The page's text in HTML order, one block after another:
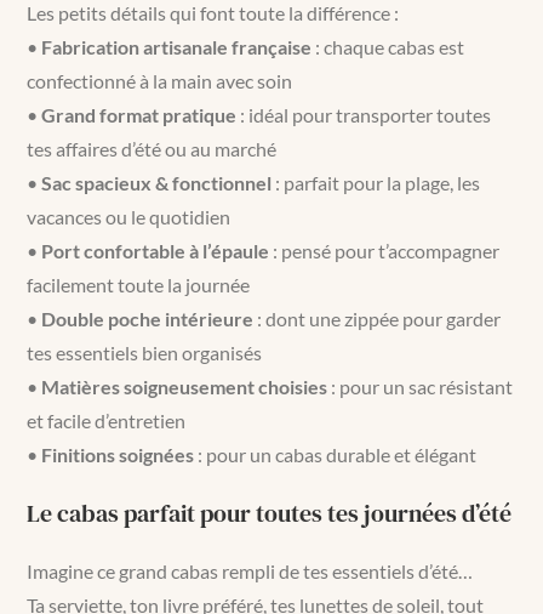
Les petits détails qui font toute la différence :
• Fabrication artisanale française : chaque cabas est
confectionné à la main avec soin
•Grand format pratique : idéal pour transporter toutes
tes affaires d’été ou au marché
•Sac spacieux & fonctionnel : parfait pour la plage, les
vacances ou le quotidien
• Port confortable à l’épaule : pensé pour t’accompagner
facilement toute la journée
• Double poche intérieure : dont une zippée pour garder
tes essentiels bien organisés
• Matières soigneusement choisies : pour un sac résistant
et facile d’entretien
• Finitions soignées : pour un cabas durable et élégant
Le cabas parfait pour toutes tes journées d’été
Imagine ce grand cabas rempli de tes essentiels d’été…
Ta serviette, ton livre préféré, tes lunettes de soleil, tout